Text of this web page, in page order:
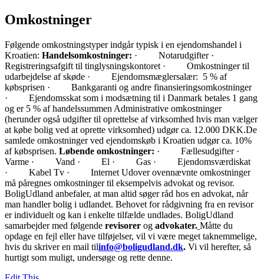
Omkostninger
Følgende omkostningstyper indgår typisk i en ejendomshandel i
Kroatien: Handelsomkostninger: · Notarudgifter ·
Registreringsafgift til tinglysningskontoret · Omkostninger til
udarbejdelse af skøde · Ejendomsmæglersalær: 5 % af
købsprisen · Bankgaranti og andre finansieringsomkostninger
· Ejendomsskat som i modsætning til i Danmark betales 1 gang
og er 5 % af handelssummen Administrative omkostninger
(herunder også udgifter til oprettelse af virksomhed hvis man vælger
at købe bolig ved at oprette virksomhed) udgør ca. 12.000 DKK.De
samlede omkostninger ved ejendomskøb i Kroatien udgør ca. 10%
af købsprisen. Løbende omkostninger: · Fællesudgifter ·
Varme · Vand · El · Gas · Ejendomsværdiskat
· Kabel Tv · Internet Udover ovennævnte omkostninger
må påregnes omkostninger til eksempelvis advokat og revisor.
BoligUdland anbefaler, at man altid søger råd hos en advokat, når
man handler bolig i udlandet. Behovet for rådgivning fra en revisor
er individuelt og kan i enkelte tilfælde undlades. BoligUdland
samarbejder med følgende revisorer og advokater. Måtte du
opdage en fejl eller have tilføjelser, vil vi være meget taknemmelige,
hvis du skriver en mail tilinfo@boligudland.dk. Vi vil herefter, så
hurtigt som muligt, undersøge og rette denne.